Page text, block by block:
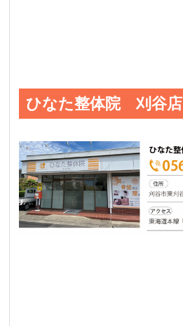
ひなた整体院 刈谷店